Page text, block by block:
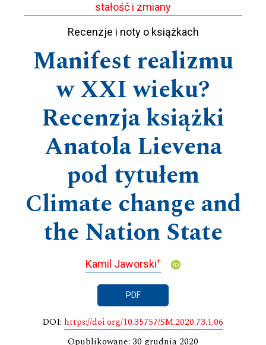
stałość i zmiany
Recenzje i noty o książkach
Manifest realizmu
w XXI wieku?
Recenzja książki
Anatola Lievena
pod tytułem
Climate change and
the Nation State
Kamil Jaworski+
PDF
DOI: https://doi.org/10.35757/SM.2020.73.1.06
Opublikowane: 30 grudnia 2020